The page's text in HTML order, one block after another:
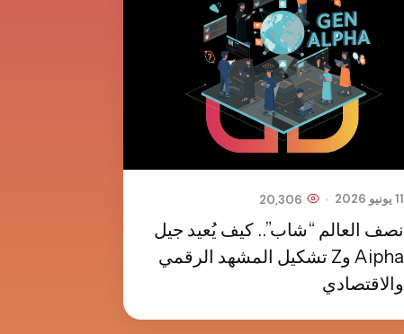
11 يونيو 2026 •
نصف العالم “شاب”.. كيف يُعيد جيل
Aipha وZ تشكيل المشهد الرقمي
والاقتصادي